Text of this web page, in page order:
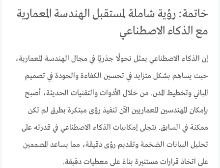
خاتمة: رؤية شاملة لمستقبل الهندسة المعمارية
مع الذكاء الاصطناعي
إن الذكاء الاصطناعي يمثل تحولًا جذريًا في مجال الهندسة المعمارية،
حيث يساهم بشكل متزايد في تحسين الكفاءة والجودة في تصميم
المباني وتخطيط المدن. من خلال الأدوات والتقنيات الحديثة، أصبح
بإمكان المهندسين المعماريين الآن تنفيذ رؤى مبتكرة بطرق لم تكن
ممكنة في السابق. تتجلى إمكانيات الذكاء الاصطناعي في قدرته على
تحليل البيانات الضخمة وتقديم رؤى دقيقة، مما يساعد المصممين
على اتخاذ قرارات مستنيرة بناءً على معطيات دقيقة.